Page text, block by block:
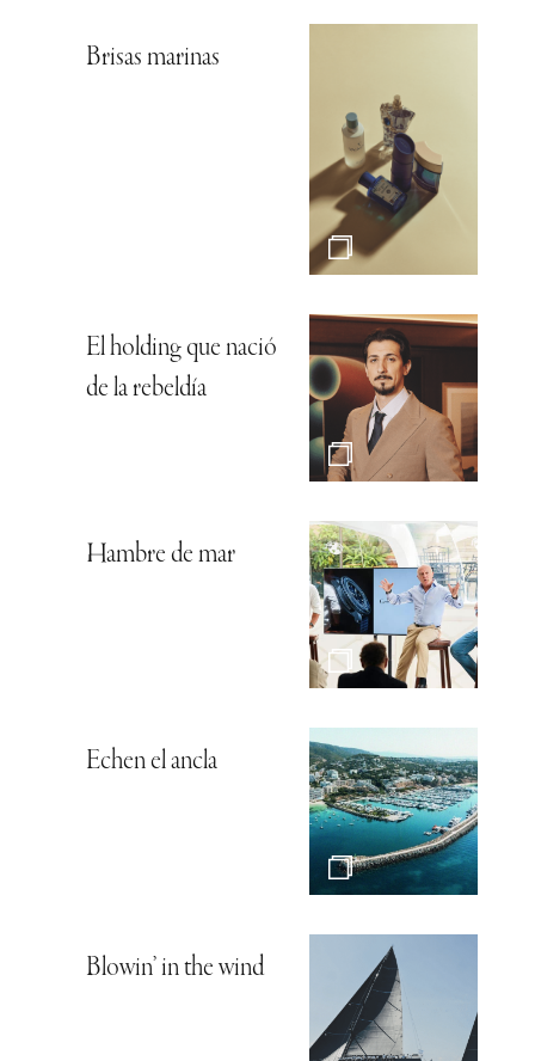
Brisas marinas
El holding que nació
de la rebeldía
Hambre de mar
Echen el ancla
Blowin’ in the wind